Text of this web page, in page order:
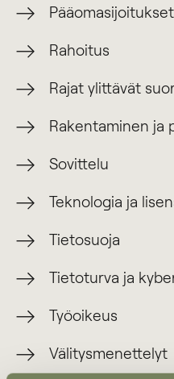
Pääomasijoitukset
Rahoitus
Rajat ylittävät
Rakentaminen ja
Sovittelu
Teknologia ja
Tietosuoja
Tietoturva ja
Työoikeus
Välitysmenettelyt